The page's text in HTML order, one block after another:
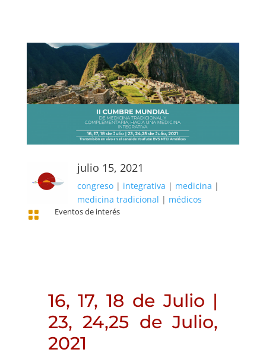
julio 15, 2021
congreso| integrativa | medicina |
medicina tradicional | médicos
 Eventos de interés
16, 17, 18 de Julio |
23, 24,25 de Julio,
2021